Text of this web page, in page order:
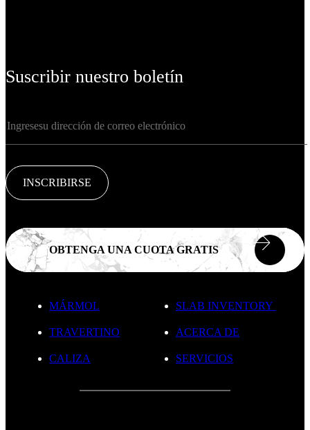
Suscribir nuestro boletín
INSCRIBIRSE
OBTENGA UNA CUOTA GRATIS
MÁRMOL
TRAVERTINO
CALIZA
ACERCA DE
SLAB INVENTORY
SERVICIOS